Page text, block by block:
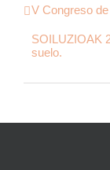
V Congreso
SOILUZIOAK
suelo.